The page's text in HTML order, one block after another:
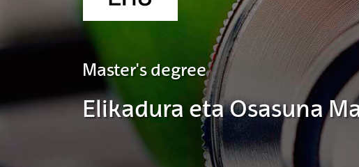
Master's degree
Elikadura eta Osasuna